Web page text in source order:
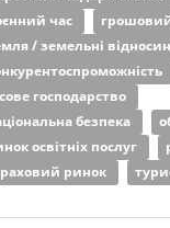
час
/ земельні
господарство
безпека
освітніх послуг
ринок